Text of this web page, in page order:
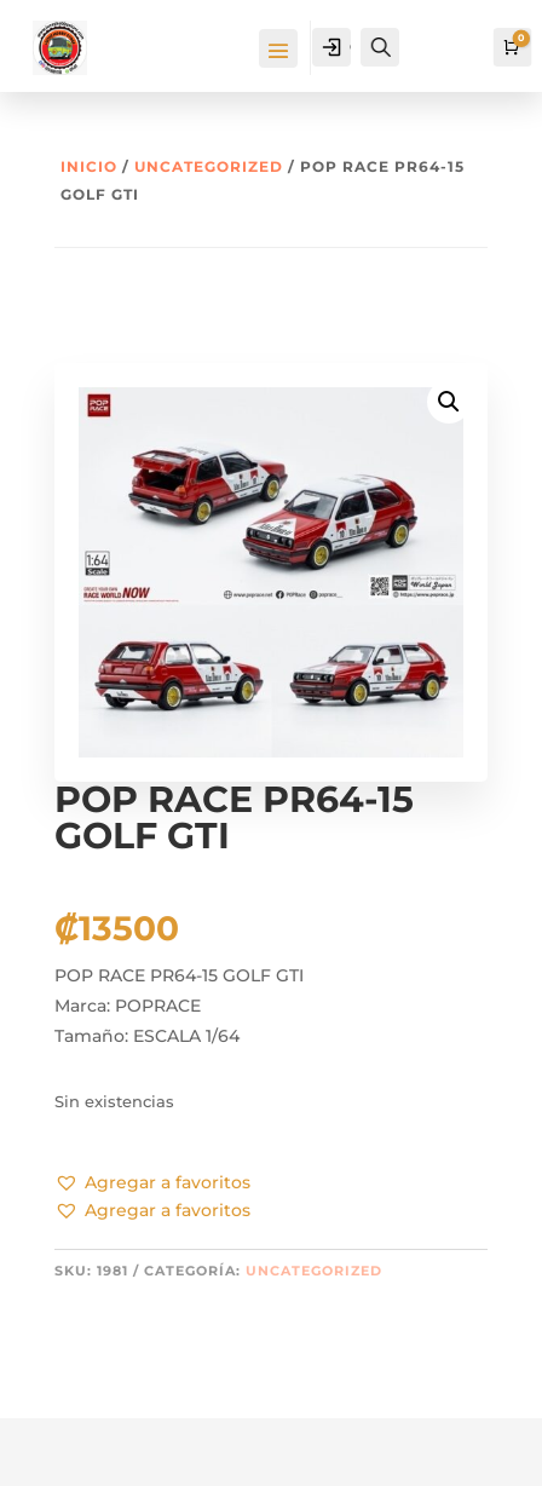
Cuenta 0
INICIO / UNCATEGORIZED / POP RACE PR64-15
GOLF GTI
POP RACE PR64-15
GOLF GTI
₡13500
POP RACE PR64-15 GOLF GTI
Marca: POPRACE
Tamaño: ESCALA 1/64
Sin existencias
Agregar a favoritos
Agregar a favoritos
SKU: 1981 CATEGORÍA: UNCATEGORIZED